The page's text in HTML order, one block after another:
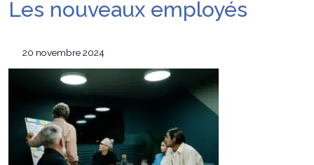
12 juin 2026 Survivalisme boutique : où acheter son
conférencier idéal pour votre convention annuelle
14 avril 2026 SEO Google Maps Paris : 4 éléments clés
16 juillet 2026
Pourquoi faire confiance à ADC sécurité
pour la protection de vos biens et de vos proches ?
Les nouveaux employés
20 novembre 2024